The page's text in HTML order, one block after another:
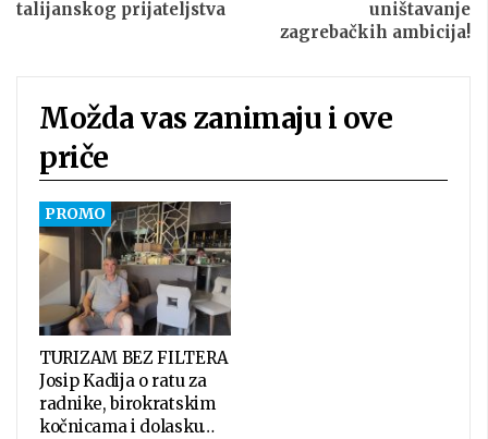
talijanskog prijateljstva
uništavanje
zagrebačkih ambicija!
Možda vas zanimaju i ove
priče
TURIZAM BEZ FILTERA
Josip Kadija o ratu za
radnike, birokratskim
kočnicama i dolasku…